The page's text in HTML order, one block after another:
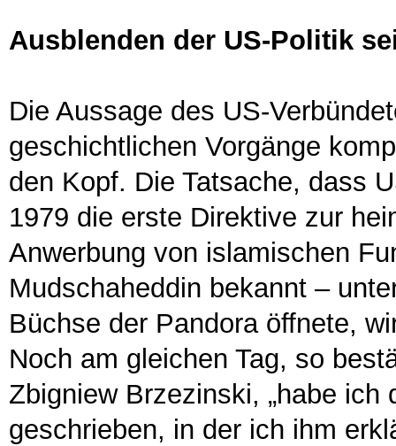
Ausblenden der US-Politik
Die Aussage des US-
geschichtlichen Vorgänge
den Kopf. Die Tatsache, dass
1979 die erste Direktive zur
Anwerbung von islamischen
Mudschaheddin bekannt –
Büchse der Pandora öffnete,
Noch am gleichen Tag, so
Zbigniew Brzezinski, „habe
geschrieben, in der ich ihm